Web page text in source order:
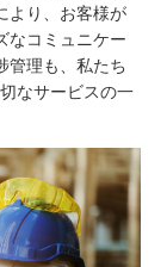
より、お客様が
なコミュニケー
管理も、私たち
なサービスの一